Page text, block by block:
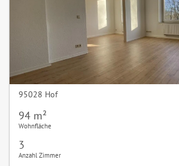
95028 Hof
94 m²
Wohnfläche
3
Anzahl Zimmer